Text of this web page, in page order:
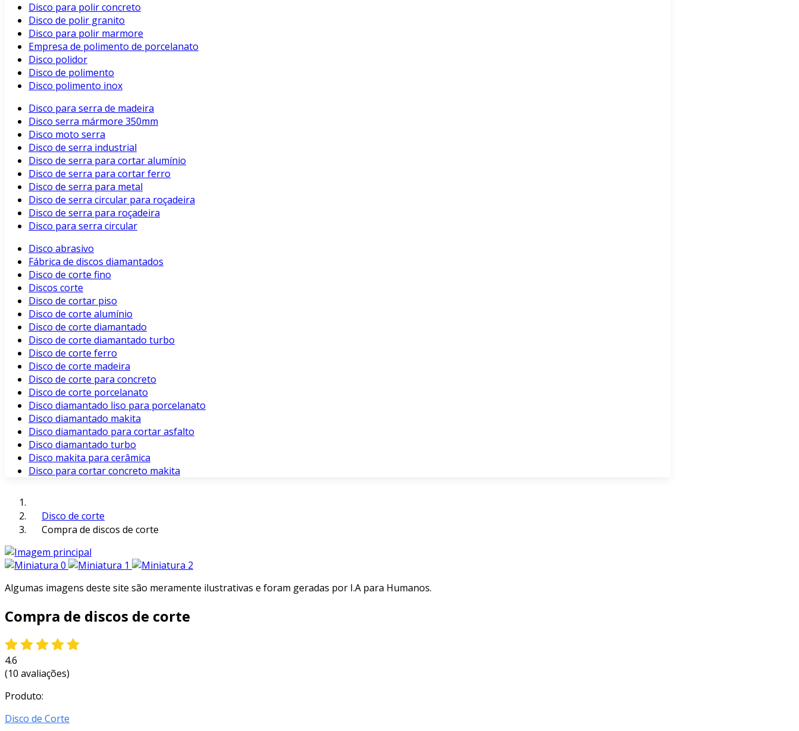
Disco para polir concreto
Disco de polir granito
Disco para polir marmore
Empresa de polimento de porcelanato
Disco polidor
Disco de polimento
Disco polimento inox
Disco para serra de madeira
Disco serra mármore 350mm
Disco moto serra
Disco de serra industrial
Disco de serra para cortar alumínio
Disco de serra para cortar ferro
Disco de serra para metal
Disco de serra circular para roçadeira
Disco de serra para roçadeira
Disco para serra circular
Disco abrasivo
Fábrica de discos diamantados
Disco de corte fino
Discos corte
Disco de cortar piso
Disco de corte alumínio
Disco de corte diamantado
Disco de corte diamantado turbo
Disco de corte ferro
Disco de corte madeira
Disco de corte para concreto
Disco de corte porcelanato
Disco diamantado liso para porcelanato
Disco diamantado makita
Disco diamantado para cortar asfalto
Disco diamantado turbo
Disco makita para cerâmica
Disco para cortar concreto makita
Disco de corte
Compra de discos de corte
Algumas imagens deste site são meramente ilustrativas e foram geradas por I.A para Humanos.
Compra de discos de corte
4.6
(10 avaliações)
Produto:
Disco de Corte